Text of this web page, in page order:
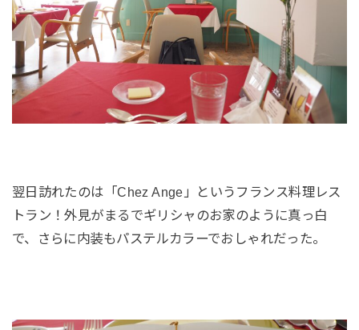
翌日訪れたのは「Chez Ange」というフランス料理レス
トラン！外見がまるでギリシャのお家のように真っ白
で、さらに内装もパステルカラーでおしゃれだった。